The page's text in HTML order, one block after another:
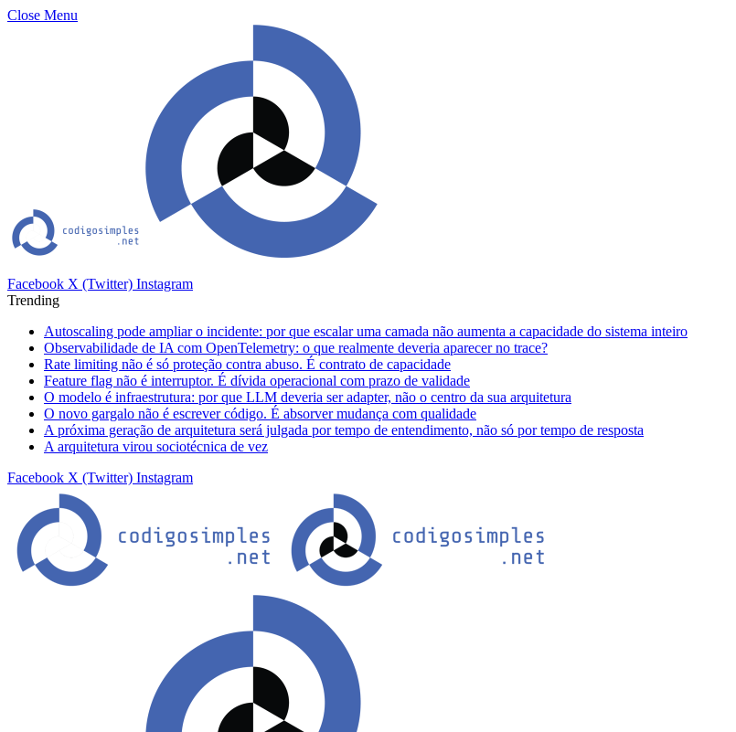
Close Menu
Facebook X (Twitter) Instagram
Trending
Autoscaling pode ampliar o incidente: por que escalar uma camada não aumenta a capacidade do sistema inteiro
Observabilidade de IA com OpenTelemetry: o que realmente deveria aparecer no trace?
Rate limiting não é só proteção contra abuso. É contrato de capacidade
Feature flag não é interruptor. É dívida operacional com prazo de validade
O modelo é infraestrutura: por que LLM deveria ser adapter, não o centro da sua arquitetura
O novo gargalo não é escrever código. É absorver mudança com qualidade
A próxima geração de arquitetura será julgada por tempo de entendimento, não só por tempo de resposta
A arquitetura virou sociotécnica de vez
Facebook X (Twitter) Instagram